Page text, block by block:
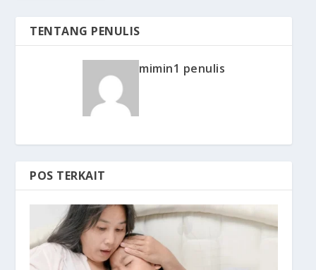
TENTANG PENULIS
mimin1 penulis
POS TERKAIT